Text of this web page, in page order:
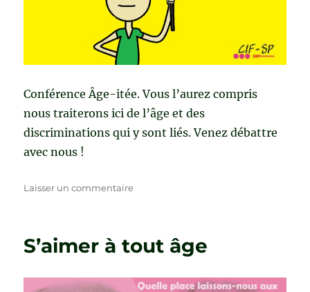
Conférence Âge-itée. Vous l’aurez compris
nous traiterons ici de l’âge et des
discriminations qui y sont liés. Venez débattre
avec nous !
Laisser un commentairesur
mal
sont
S’aimer à tout âge